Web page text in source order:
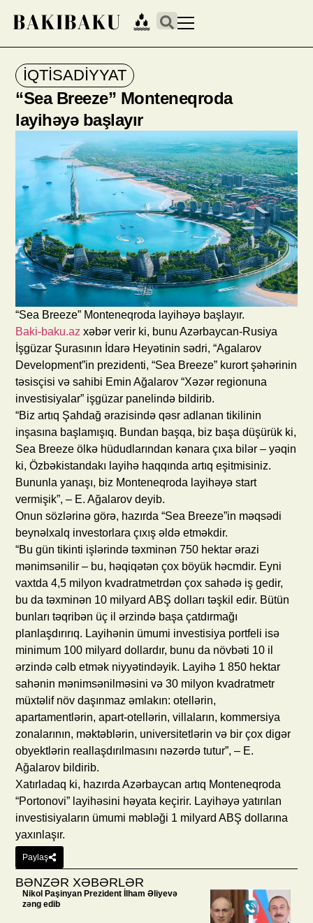
İQTİSADİYYAT
“Sea Breeze” Monteneqroda
layihəyə başlayır
“Sea Breeze” Monteneqroda layihəyə başlayır.
Baki-baku.azxəbər verir ki, bunu Azərbaycan-Rusiya
İşgüzar Şurasının İdarə Heyətinin sədri, “Agalarov
Development”in prezidenti, “Sea Breeze” kurort şəhərinin
təsisçisi və sahibi Emin Ağalarov “Xəzər regionuna
investisiyalar” işgüzar panelində bildirib.
“Biz artıq Şahdağ ərazisində qəsr adlanan tikilinin
inşasına başlamışıq. Bundan başqa, biz başa düşürük ki,
Sea Breeze ölkə hüdudlarından kənara çıxa bilər – yəqin
ki, Özbəkistandakı layihə haqqında artıq eşitmisiniz.
Bununla yanaşı, biz Monteneqroda layihəyə start
vermişik”, – E. Ağalarov deyib.
Onun sözlərinə görə, hazırda “Sea Breeze”in məqsədi
beynəlxalq investorlara çıxış əldə etməkdir.
“Bu gün tikinti işlərində təxminən 750 hektar ərazi
mənimsənilir – bu, həqiqətən çox böyük həcmdir. Eyni
vaxtda 4,5 milyon kvadratmetrdən çox sahədə iş gedir,
bu da təxminən 10 milyard ABŞ dolları təşkil edir. Bütün
bunları təqribən üç il ərzində başa çatdırmağı
planlaşdırırıq. Layihənin ümumi investisiya portfeli isə
minimum 100 milyard dollardır, bunu da növbəti 10 il
ərzində cəlb etmək niyyətindəyik. Layihə 1 850 hektar
sahənin mənimsənilməsini və 30 milyon kvadratmetr
müxtəlif növ daşınmaz əmlakın: otellərin,
apartamentlərin, apart-otellərin, villaların, kommersiya
zonalarının, məktəblərin, universitetlərin və bir çox digər
obyektlərin reallaşdırılmasını nəzərdə tutur”, – E.
Ağalarov bildirib.
Xatırladaq ki, hazırda Azərbaycan artıq Monteneqroda
“Portonovi” layihəsini həyata keçirir. Layihəyə yatırılan
investisiyaların ümumi məbləği 1 milyard ABŞ dollarına
yaxınlaşır.
Paylaş
BƏNZƏR XƏBƏRLƏR
Nikol Paşinyan Prezident İlham Əliyevə
zəng edib